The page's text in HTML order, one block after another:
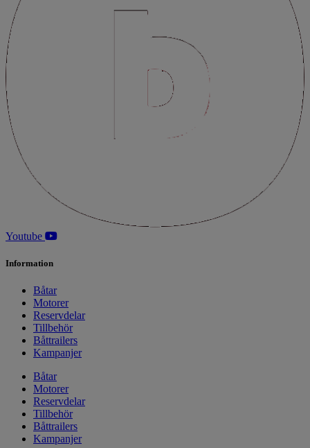
Youtube
Information
Båtar
Motorer
Reservdelar
Tillbehör
Båttrailers
Kampanjer
Båtar
Motorer
Reservdelar
Tillbehör
Båttrailers
Kampanjer